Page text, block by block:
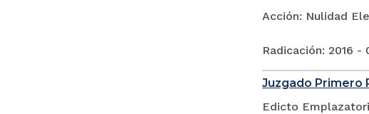
Acción: Nulidad
Radicación: 2016 -
Juzgado Primero
Edicto